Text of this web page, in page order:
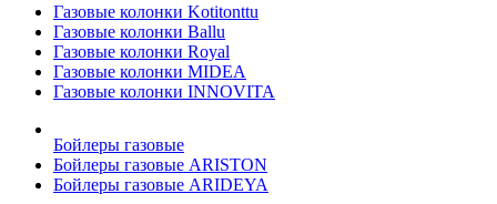
Газовые колонки Kotitonttu
Газовые колонки Ballu
Газовые колонки Royal
Газовые колонки MIDEA
Газовые колонки INNOVITA
Бойлеры газовые
Бойлеры газовые ARISTON
Бойлеры газовые ARIDEYA